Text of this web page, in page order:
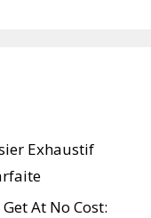
Exhaustif
At No Cost: